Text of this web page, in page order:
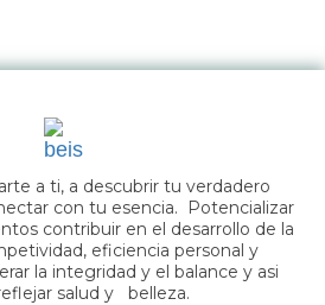
a ti, a descubrir tu verdadero
con tu esencia. Potencializar
contribuir en el desarrollo de la
eficiencia personal y
la integridad y el balance y asi
salud y belleza.